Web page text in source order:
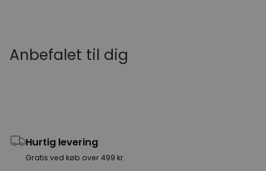
Anbefalet til dig
Hurtig levering
Gratis ved køb over 499 kr.